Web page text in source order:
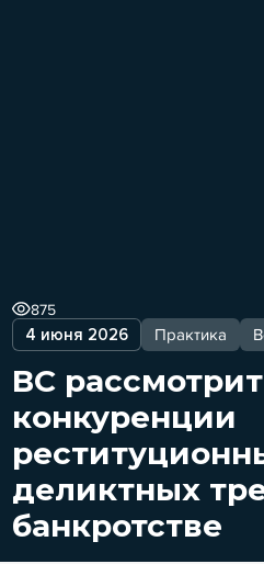
4 июня 2026 Практика
875
ВС
конкуренции
деликтных
банкротстве